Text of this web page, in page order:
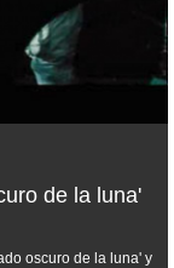
de la luna'
oscuro de la luna' y